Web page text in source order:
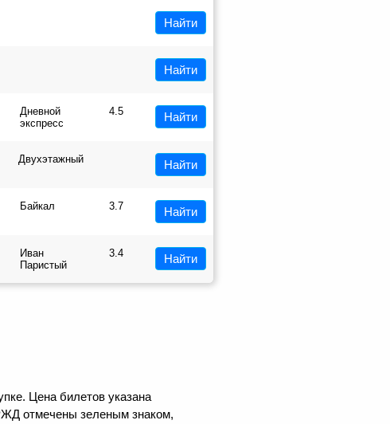
Найти
Найти
Дневной
экспресс
4.5 Найти
Двухэтажный Найти
Байкал 3.7 Найти
Иван
Паристый
3.4 Найти
Цена билетов указана
отмечены зеленым знаком,